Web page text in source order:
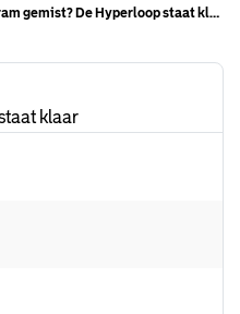
gemist? De Hyperloop staat klaar
klaar